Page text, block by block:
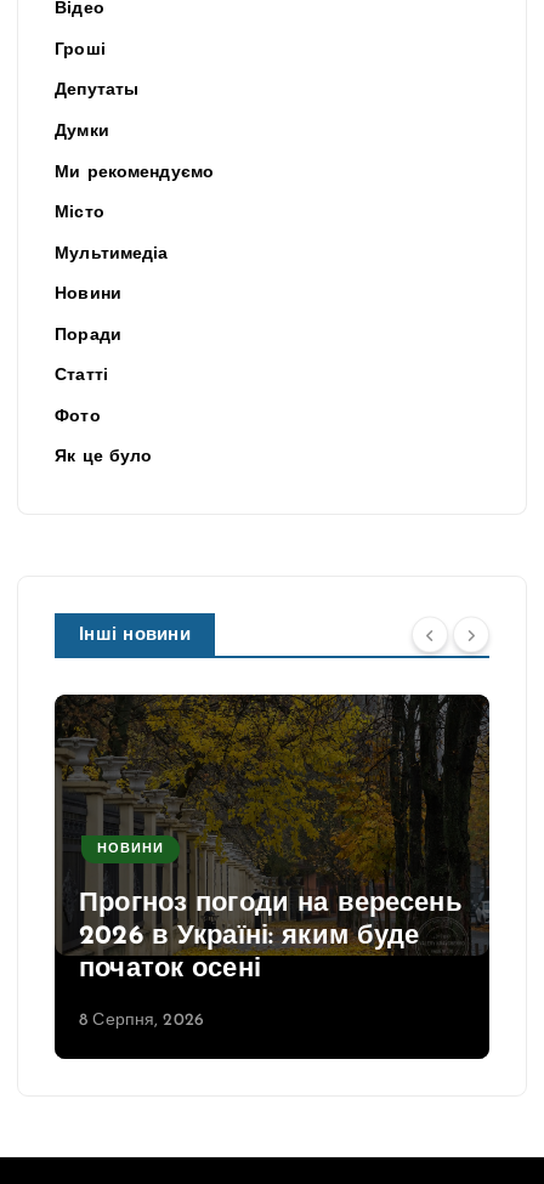
Відео
Гроші
Депутаты
Думки
Ми рекомендуємо
Місто
Мультимедіа
Новини
Поради
Статті
Фото
Як це було
Інші новини
НОВИНИ
Прогноз погоди на вересень
2026 в Україні: яким буде
початок осені
8 Серпня, 2026